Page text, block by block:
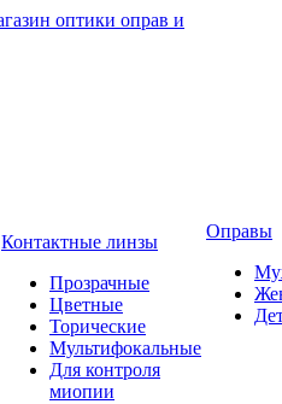
Контактные линзы
Прозрачные
Цветные
Торические
Мультифокальные
Для контроля
миопии
Оправы